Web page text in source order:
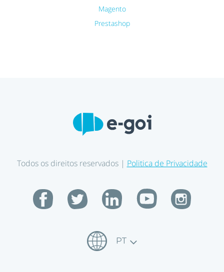
Magento
Prestashop
Todos os direitos reservados | Politica de Privacidade